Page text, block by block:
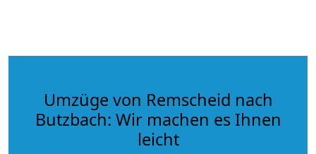
Umzüge von Remscheid nach
Butzbach: Wir machen es Ihnen
leicht